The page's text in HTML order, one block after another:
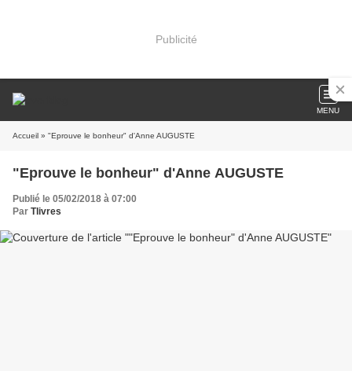
Publicité
MENU
Accueil » "Eprouve le bonheur" d'Anne AUGUSTE
"Eprouve le bonheur" d'Anne AUGUSTE
Publié le 05/02/2018 à 07:00
Par Tlivres